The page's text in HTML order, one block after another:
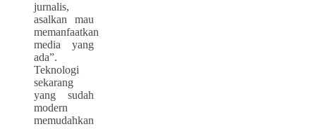
jurnalis,
asalkan mau
memanfaatkan
media yang
ada”.
Teknologi
sekarang
yang sudah
modern
memudahkan